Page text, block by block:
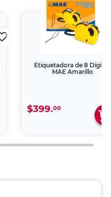
Etiquetadora de 8 Dígitos
MAE Amarillo
$399.00